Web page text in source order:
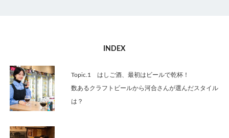
INDEX
Topic.1 はしご酒、最初はビールで乾杯！
数あるクラフトビールから河合さんが選んだスタイル
は？